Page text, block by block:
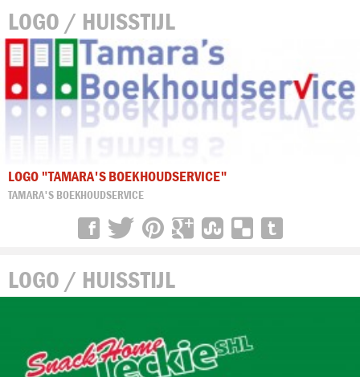
LOGO / HUISSTIJL
LOGO "TAMARA'S BOEKHOUDSERVICE"
TAMARA'S BOEKHOUDSERVICE
LOGO / HUISSTIJL